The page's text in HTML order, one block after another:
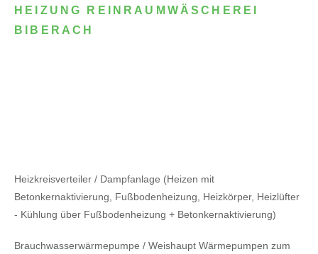
HEIZUNG REINRAUMWÄSCHEREI
BIBERACH
Heizkreisverteiler / Dampfanlage (Heizen mit
Betonkernaktivierung, Fußbodenheizung, Heizkörper, Heizlüfter
- Kühlung über Fußbodenheizung + Betonkernaktivierung)
Brauchwasserwärmepumpe / Weishaupt Wärmepumpen zum